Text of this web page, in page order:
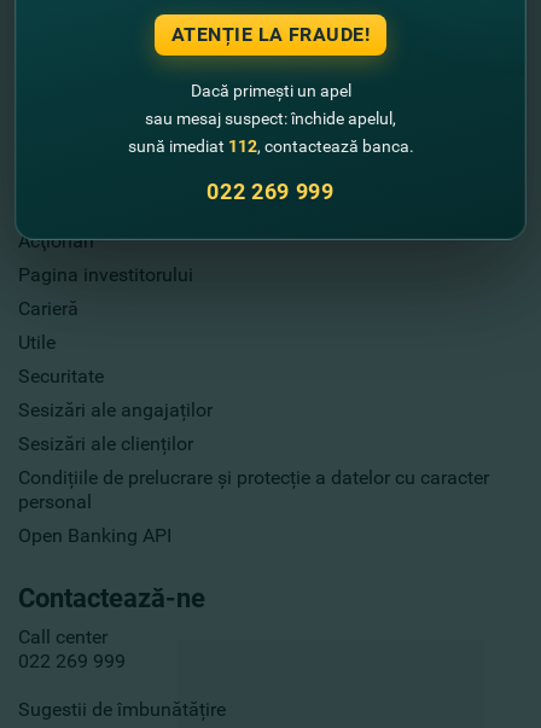
Informație utilă
Acţionari
Pagina investitorului
Carieră
Utile
Securitate
Sesizări ale angajaților
Sesizări ale clienților
Condițiile de prelucrare și protecție a datelor cu caracter
personal
Open Banking API
Contactează-ne
Call center
022 269 999
Sugestii de îmbunătățire
ATENȚIE LA FRAUDE!
Dacă primești un apel
sau mesaj suspect: închide apelul,
sună imediat 112, contactează banca.
022 269 999